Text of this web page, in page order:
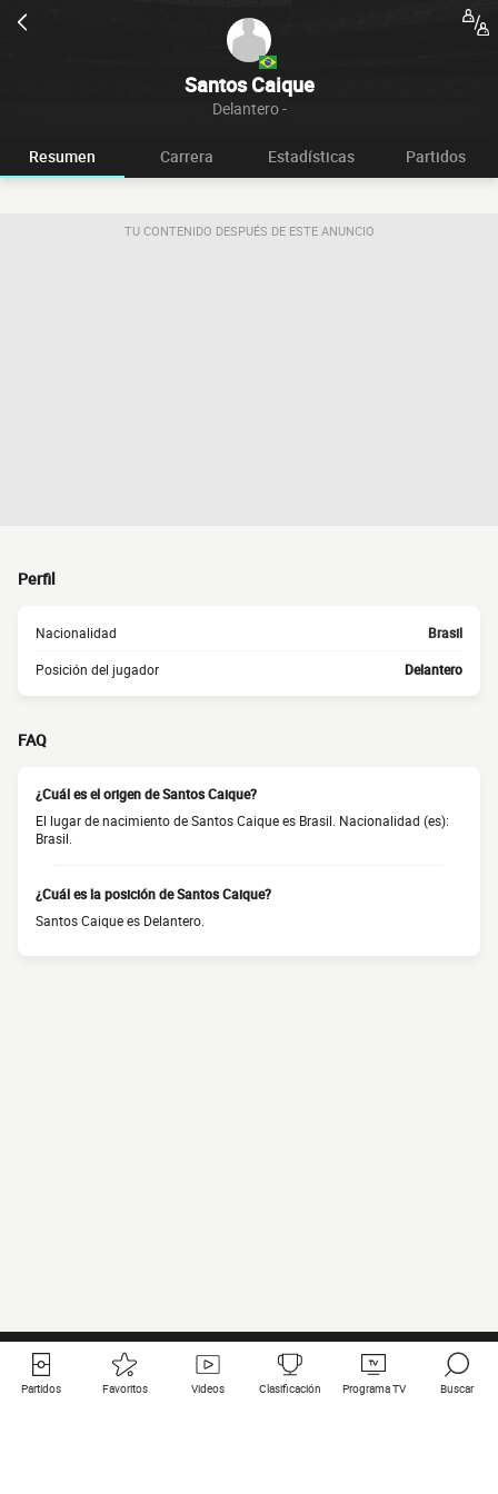
Santos Caique
Delantero -
Resumen Carrera Estadísticas Partidos
TU CONTENIDO DESPUÉS DE ESTE ANUNCIO
Perfil
Nacionalidad Brasil
Posición del jugador Delantero
FAQ
¿Cuál es el origen de Santos Caique?
El lugar de nacimiento de Santos Caique es Brasil. Nacionalidad (es):
Brasil.
¿Cuál es la posición de Santos Caique?
Santos Caique es Delantero.
Partidos Favoritos Videos Clasificación Programa TV Buscar